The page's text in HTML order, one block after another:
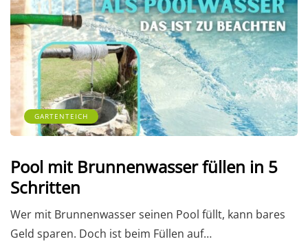
GARTENTEICH
Pool mit Brunnenwasser füllen in 5
Schritten
Wer mit Brunnenwasser seinen Pool füllt, kann bares
Geld sparen. Doch ist beim Füllen auf…